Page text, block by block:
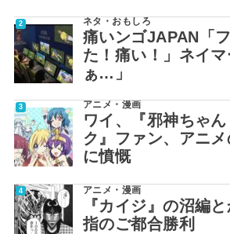
ネタ・おもしろ
痛いンゴJAPAN「
た！痛い！」ネイ
ぁ…」
アニメ・漫画
ワイ、『邪神ちゃ
ク』ファン、アニ
に憤慨
アニメ・漫画
『カイジ』の沼編
指のご都合勝利